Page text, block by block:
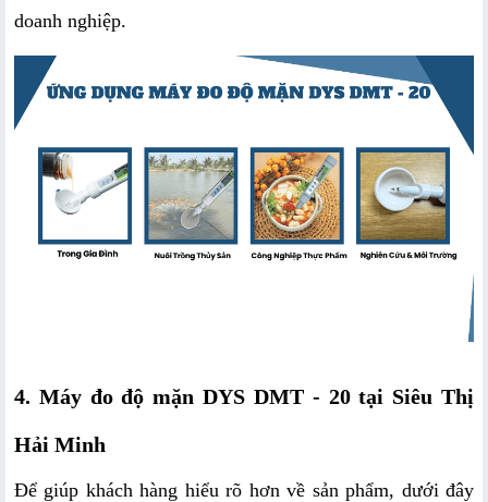
doanh nghiệp.
4. Máy đo độ mặn DYS DMT - 20 tại Siêu Thị
Hải Minh
Để giúp khách hàng hiểu rõ hơn về sản phẩm, dưới đây